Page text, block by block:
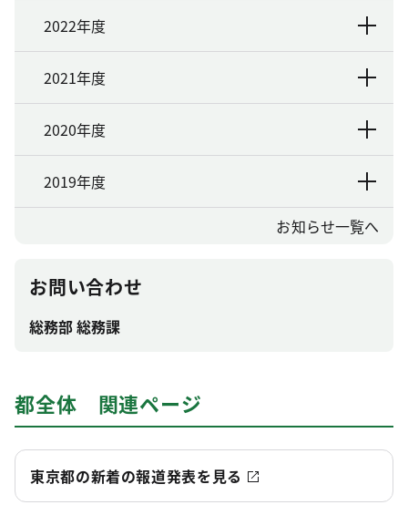
2022年度
2021年度
2020年度
2019年度
お知らせ一覧へ
お問い合わせ
総務部 総務課
都全体 関連ページ
東京都の新着の報道発表を見る